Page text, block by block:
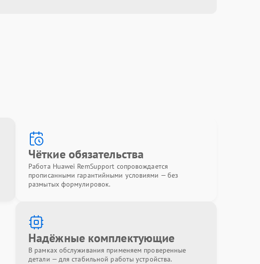
Чёткие обязательства
Работа Huawei RemSupport сопровождается
прописанными гарантийными условиями — без
размытых формулировок.
Надёжные комплектующие
В рамках обслуживания применяем проверенные
детали — для стабильной работы устройства.